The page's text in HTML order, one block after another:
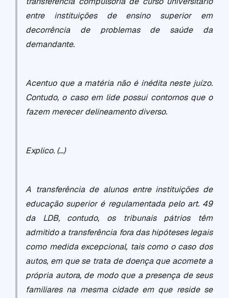
entre instituições de ensino superior em
decorrência de problemas de saúde da
demandante.
Acentuo que a matéria não é inédita neste juízo.
Contudo, o caso em lide possui contornos que o
fazem merecer delineamento diverso.
Explico. (...)
A transferência de alunos entre instituições de
educação superior é regulamentada pelo art. 49
da LDB, contudo, os tribunais pátrios têm
admitido a transferência fora das hipóteses legais
como medida excepcional, tais como o caso dos
autos, em que se trata de doença que acomete a
própria autora, de modo que a presença de seus
familiares na mesma cidade em que reside se